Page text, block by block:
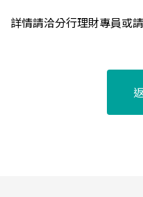
詳情請洽分行理財專員或